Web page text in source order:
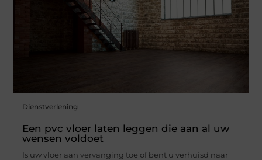
Dienstverlening
Een pvc vloer laten leggen die aan al uw
wensen voldoet
Is uw vloer aan vervanging toe of bent u verhuisd naar